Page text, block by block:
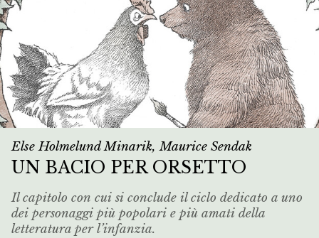
Else Holmelund Minarik, Maurice Sendak
UN BACIO PER ORSETTO
Il capitolo con cui si conclude il ciclo dedicato a uno
dei personaggi più popolari e più amati della
letteratura per l’infanzia.